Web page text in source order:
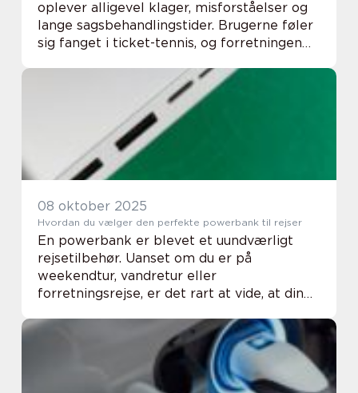
oplever alligevel klager, misforståelser og
lange sagsbehandlingstider. Brugerne føler
sig fanget i ticket-tennis, og forretningen
service mgmt nøglen til at få styr på hve...
08 oktober 2025
Hvordan du vælger den perfekte powerbank til rejser
En powerbank er blevet et uundværligt
rejsetilbehør. Uanset om du er på
weekendtur, vandretur eller
forretningsrejse, er det rart at vide, at din
for strøm. Men med h...